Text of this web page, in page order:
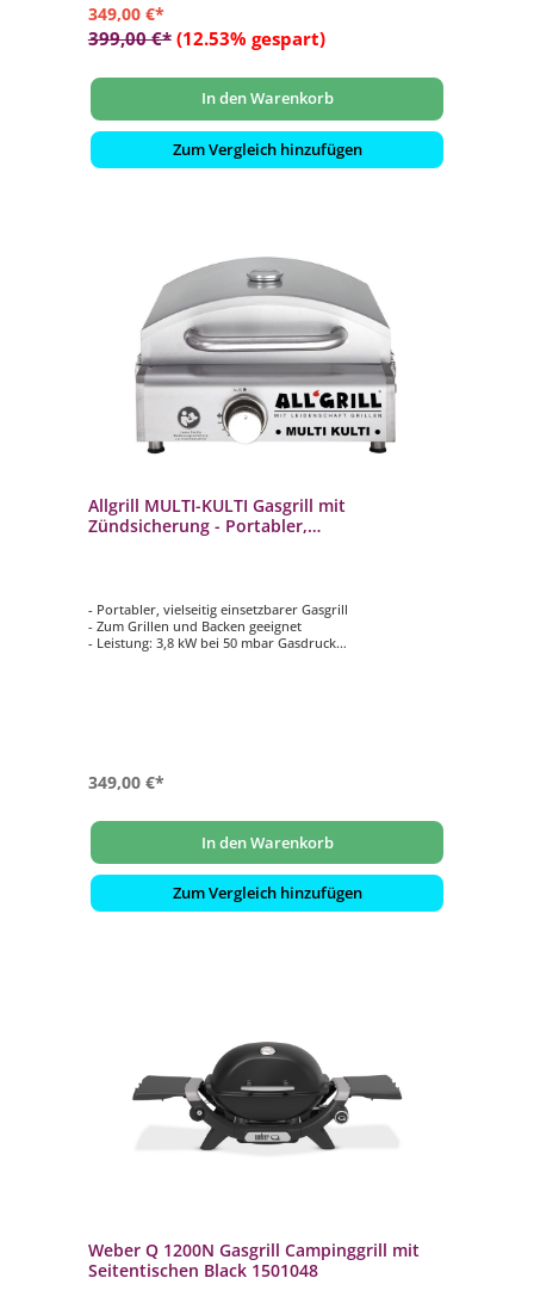
349,00 €*
399,00 €* (12.53% gespart)
In den Warenkorb
Zum Vergleich hinzufügen
Allgrill MULTI-KULTI Gasgrill mit
Zündsicherung - Portabler,
- Portabler, vielseitig einsetzbarer Gasgrill
- Zum Grillen und Backen geeignet
- Leistung: 3,8 kW bei 50 mbar Gasdruck
349,00 €*
In den Warenkorb
Zum Vergleich hinzufügen
Weber Q 1200N Gasgrill Campinggrill mit
Seitentischen Black 1501048